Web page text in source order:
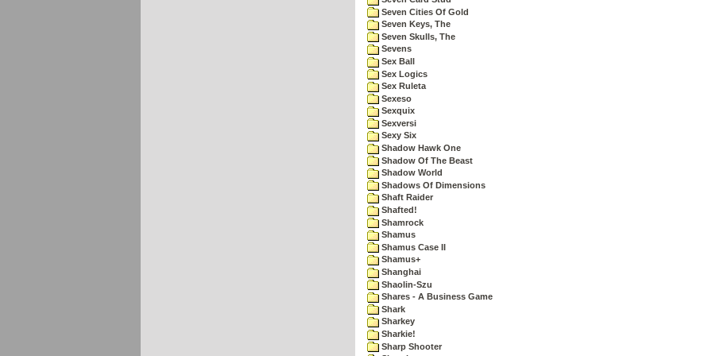
Seven Cities Of Gold
Seven Keys, The
Seven Skulls, The
Sevens
Sex Ball
Sex Logics
Sex Ruleta
Sexeso
Sexquix
Sexversi
Sexy Six
Shadow Hawk One
Shadow Of The Beast
Shadow World
Shadows Of Dimensions
Shaft Raider
Shafted!
Shamrock
Shamus
Shamus Case II
Shamus+
Shanghai
Shaolin-Szu
Shares - A Business Game
Shark
Sharkey
Sharkie!
Sharp Shooter